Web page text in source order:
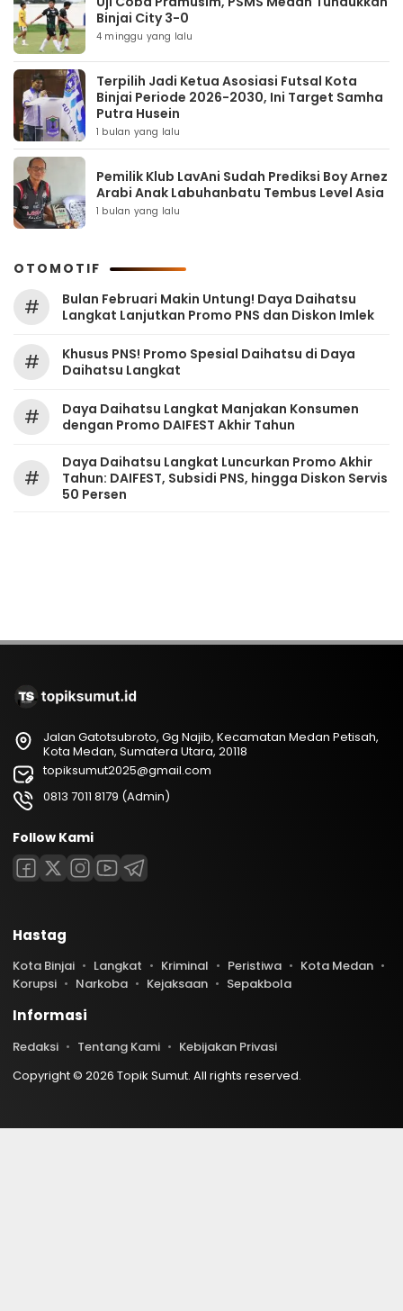
Binjai City 3-0
4 minggu yang lalu
Terpilih Jadi Ketua Asosiasi Futsal Kota
Binjai Periode 2026-2030, Ini Target Samha
Putra Husein
1 bulan yang lalu
Pemilik Klub LavAni Sudah Prediksi Boy Arnez
Arabi Anak Labuhanbatu Tembus Level Asia
1 bulan yang lalu
OTOMOTIF
#
Bulan Februari Makin Untung! Daya Daihatsu
Langkat Lanjutkan Promo PNS dan Diskon Imlek
#
Khusus PNS! Promo Spesial Daihatsu di Daya
Daihatsu Langkat
#
Daya Daihatsu Langkat Manjakan Konsumen
dengan Promo DAIFEST Akhir Tahun
#
Daya Daihatsu Langkat Luncurkan Promo Akhir
Tahun: DAIFEST, Subsidi PNS, hingga Diskon Servis
50 Persen
Jalan Gatotsubroto, Gg Najib, Kecamatan Medan Petisah,
Kota Medan, Sumatera Utara, 20118
topiksumut2025@gmail.com
0813 7011 8179 (Admin)
Follow Kami
Hastag
Kota Binjai Langkat Kriminal Peristiwa
Kota Medan
Korupsi
Narkoba Kejaksaan Sepakbola
Informasi
Redaksi Tentang Kami
Kebijakan Privasi
Copyright © 2026 Topik Sumut. All rights reserved.